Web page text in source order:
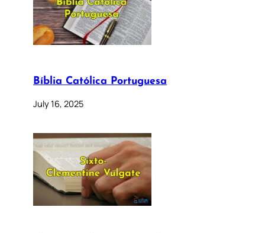
Bíblia Católica Portuguesa
July 16, 2025